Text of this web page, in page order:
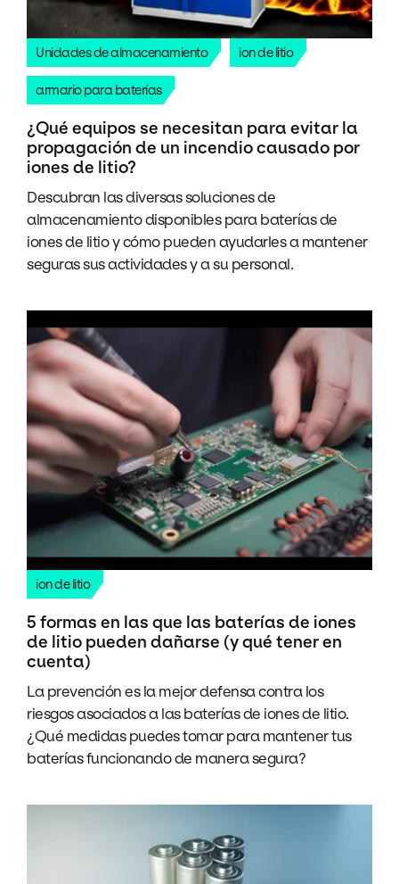
Unidades de almacenamiento ion de litio
armario para baterías
¿Qué equipos se necesitan para evitar la
propagación de un incendio causado por
iones de litio?
Descubran las diversas soluciones de
almacenamiento disponibles para baterías de
iones de litio y cómo pueden ayudarles a mantener
seguras sus actividades y a su personal.
ion de litio
5 formas en las que las baterías de iones
de litio pueden dañarse (y qué tener en
cuenta)
La prevención es la mejor defensa contra los
riesgos asociados a las baterías de iones de litio.
¿Qué medidas puedes tomar para mantener tus
baterías funcionando de manera segura?